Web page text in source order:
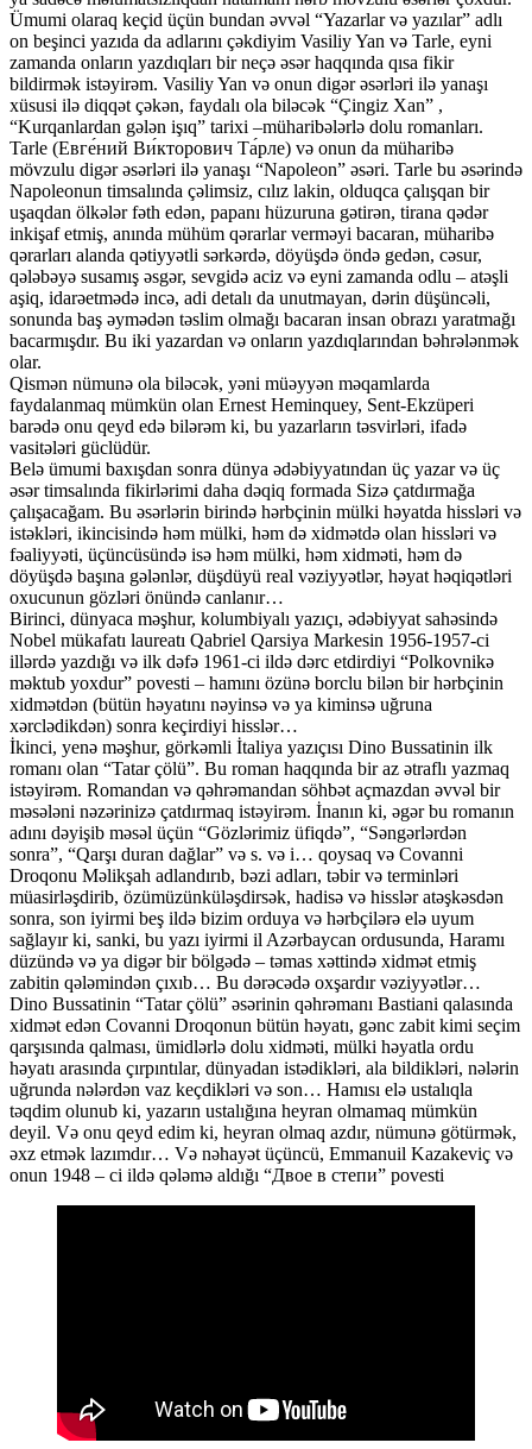
Ümumi olaraq keçid üçün bundan əvvəl “Yazarlar və yazılar” adlı
on beşinci yazıda da adlarını çəkdiyim Vasiliy Yan və Tarle, eyni
zamanda onların yazdıqları bir neçə əsər haqqında qısa fikir
bildirmək istəyirəm. Vasiliy Yan və onun digər əsərləri ilə yanaşı
xüsusi ilə diqqət çəkən, faydalı ola biləcək “Çingiz Xan” ,
“Kurqanlardan gələn işıq” tarixi –müharibələrlə dolu romanları.
Tarle (Евге́ний Ви́кторович Та́рле) və onun da müharibə
mövzulu digər əsərləri ilə yanaşı “Napoleon” əsəri. Tarle bu əsərində
Napoleonun timsalında çəlimsiz, cılız lakin, olduqca çalışqan bir
uşaqdan ölkələr fəth edən, papanı hüzuruna gətirən, tirana qədər
inkişaf etmiş, anında mühüm qərarlar verməyi bacaran, müharibə
qərarları alanda qətiyyətli sərkərdə, döyüşdə öndə gedən, cəsur,
qələbəyə susamış əsgər, sevgidə aciz və eyni zamanda odlu – atəşli
aşiq, idarəetmədə incə, adi detalı da unutmayan, dərin düşüncəli,
sonunda baş əymədən təslim olmağı bacaran insan obrazı yaratmağı
bacarmışdır. Bu iki yazardan və onların yazdıqlarından bəhrələnmək
olar.
Qismən nümunə ola biləcək, yəni müəyyən məqamlarda
faydalanmaq mümkün olan Ernest Heminquey, Sent-Ekzüperi
barədə onu qeyd edə bilərəm ki, bu yazarların təsvirləri, ifadə
vasitələri güclüdür.
Belə ümumi baxışdan sonra dünya ədəbiyyatından üç yazar və üç
əsər timsalında fikirlərimi daha dəqiq formada Sizə çatdırmağa
çalışacağam. Bu əsərlərin birində hərbçinin mülki həyatda hissləri və
istəkləri, ikincisində həm mülki, həm də xidmətdə olan hissləri və
fəaliyyəti, üçüncüsündə isə həm mülki, həm xidməti, həm də
döyüşdə başına gələnlər, düşdüyü real vəziyyətlər, həyat həqiqətləri
oxucunun gözləri önündə canlanır…
Birinci, dünyaca məşhur, kolumbiyalı yazıçı, ədəbiyyat sahəsində
Nobel mükafatı laureatı Qabriel Qarsiya Markesin 1956-1957-ci
illərdə yazdığı və ilk dəfə 1961-ci ildə dərc etdirdiyi “Polkovnikə
məktub yoxdur” povesti – hamını özünə borclu bilən bir hərbçinin
xidmətdən (bütün həyatını nəyinsə və ya kiminsə uğruna
xərclədikdən) sonra keçirdiyi hisslər…
İkinci, yenə məşhur, görkəmli İtaliya yazıçısı Dino Bussatinin ilk
romanı olan “Tatar çölü”. Bu roman haqqında bir az ətraflı yazmaq
istəyirəm. Romandan və qəhrəmandan söhbət açmazdan əvvəl bir
məsələni nəzərinizə çatdırmaq istəyirəm. İnanın ki, əgər bu romanın
adını dəyişib məsəl üçün “Gözlərimiz üfiqdə”, “Səngərlərdən
sonra”, “Qarşı duran dağlar” və s. və i… qoysaq və Covanni
Droqonu Məlikşah adlandırıb, bəzi adları, təbir və terminləri
müasirləşdirib, özümüzünküləşdirsək, hadisə və hisslər atəşkəsdən
sonra, son iyirmi beş ildə bizim orduya və hərbçilərə elə uyum
sağlayır ki, sanki, bu yazı iyirmi il Azərbaycan ordusunda, Haramı
düzündə və ya digər bir bölgədə – təmas xəttində xidmət etmiş
zabitin qələmindən çıxıb… Bu dərəcədə oxşardır vəziyyətlər…
Dino Bussatinin “Tatar çölü” əsərinin qəhrəmanı Bastiani qalasında
xidmət edən Covanni Droqonun bütün həyatı, gənc zabit kimi seçim
qarşısında qalması, ümidlərlə dolu xidməti, mülki həyatla ordu
həyatı arasında çırpıntılar, dünyadan istədikləri, ala bildikləri, nələrin
uğrunda nələrdən vaz keçdikləri və son… Hamısı elə ustalıqla
təqdim olunub ki, yazarın ustalığına heyran olmamaq mümkün
deyil. Və onu qeyd edim ki, heyran olmaq azdır, nümunə götürmək,
əxz etmək lazımdır… Və nəhayət üçüncü, Emmanuil Kazakeviç və
onun 1948 – ci ildə qələmə aldığı “Двое в степи” povesti